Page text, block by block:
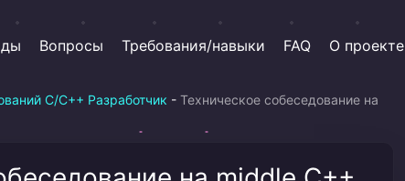
Вопросы Требования/навыки FAQ О проекте
C/C++ Разработчик - Техническое собеседование на